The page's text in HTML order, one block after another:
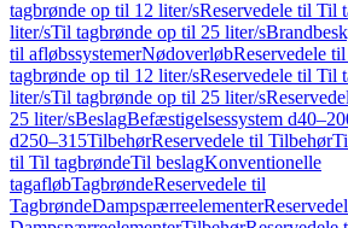
tagbrønde op til 12 liter/sReservedele til Til
liter/sTil tagbrønde op til 25 liter/s
til afløbssystemerNødoverløbReservedele
tagbrønde op til 12 liter/sReservedele til Til
liter/sTil tagbrønde op til 25 liter/s
25 liter/sBeslagBefæstigelsessystem
d250–315TilbehørReservedele til Tilbehør
til Til tagbrøndeTil beslagKonventionelle
tagafløbTagbrøndeReservedele til
TagbrøndeDampspærreelementer